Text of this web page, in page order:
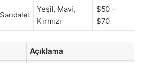
Sandalet
Yeşil, Mavi,
Kırmızı
$50 –
$70
Açıklama